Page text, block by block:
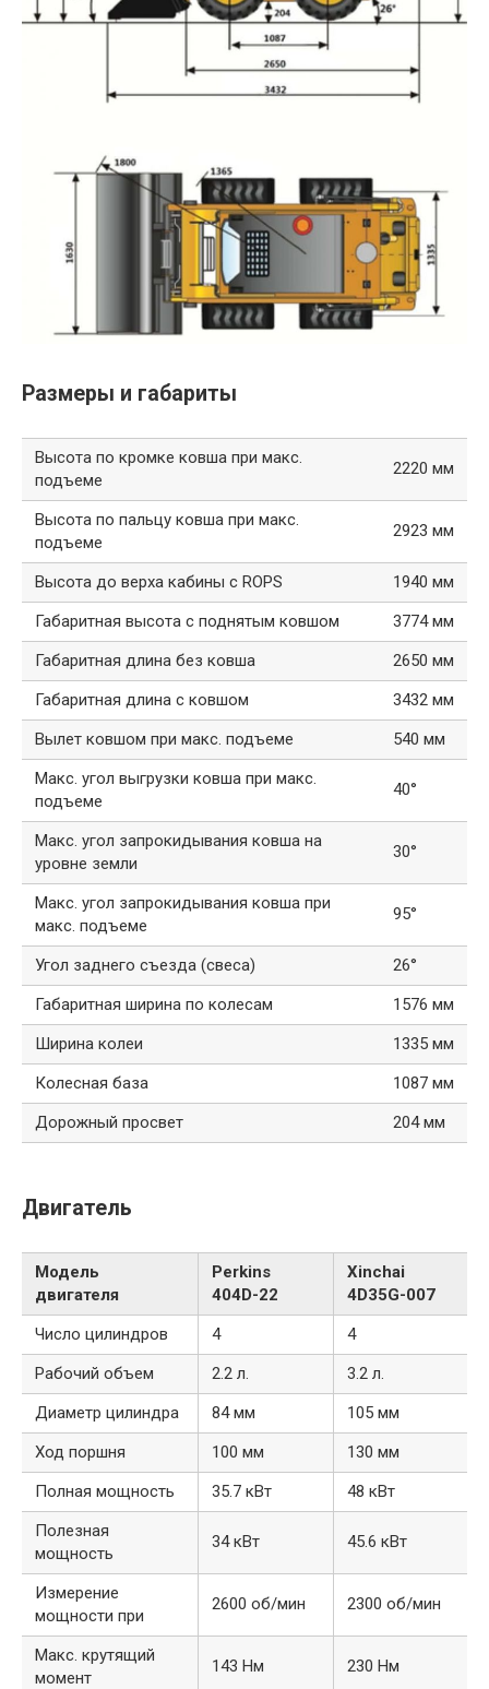
Размеры и габариты
Высота по кромке ковша при макс.
подъеме
2220 мм
Высота по пальцу ковша при макс.
подъеме
2923 мм
Высота до верха кабины с ROPS
1940 мм
Габаритная высота с поднятым ковшом
3774 мм
Габаритная длина без ковша
2650 мм
Габаритная длина с ковшом
3432 мм
Вылет ковшом при макс. подъеме
540 мм
Макс. угол выгрузки ковша при макс.
подъеме
40°
Макс. угол запрокидывания ковша на
уровне земли
30°
Макс. угол запрокидывания ковша при
макс. подъеме
95°
Угол заднего съезда (свеса)
26°
Габаритная ширина по колесам
1576 мм
Ширина колеи
1335 мм
Колесная база
1087 мм
Дорожный просвет
204 мм
Двигатель
Модель
двигателя
Perkins
404D-22
Xinchai
4D35G-007
Число цилиндров
4
4
Рабочий объем
2.2 л.
3.2 л.
Диаметр цилиндра
84 мм
105 мм
Ход поршня
100 мм
130 мм
Полная мощность
35.7 кВт
48 кВт
Полезная
мощность
34 кВт 45.6 кВт
Измерение
мощности при
2600 об/мин 2300 об/мин
Макс. крутящий
момент
143 Нм 230 Нм